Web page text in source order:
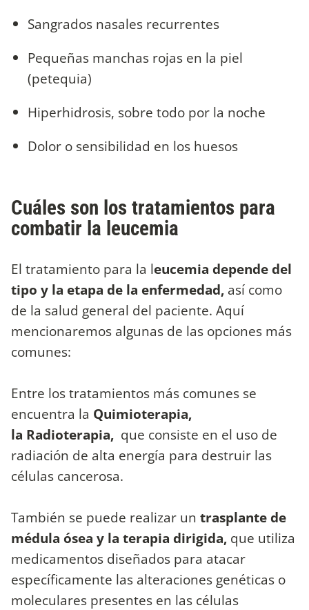
Sangrados nasales recurrentes
Pequeñas manchas rojas en la piel
(petequia)
Hiperhidrosis, sobre todo por la noche
Dolor o sensibilidad en los huesos
Cuáles son los tratamientos para
combatir la leucemia
El tratamiento para la leucemia depende del
tipo y la etapa de la enfermedad, así como
de la salud general del paciente. Aquí
mencionaremos algunas de las opciones más
comunes:
Entre los tratamientos más comunes se
encuentra la Quimioterapia,
la Radioterapia, que consiste en el uso de
radiación de alta energía para destruir las
células cancerosa.
También se puede realizar un trasplante de
médula ósea y la terapia dirigida, que utiliza
medicamentos diseñados para atacar
específicamente las alteraciones genéticas o
moleculares presentes en las células